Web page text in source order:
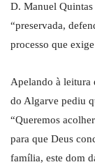
D. Manuel Quintas
“preservada,
processo que
Apelando à leitura
do Algarve pediu
“Queremos
para que Deus
família, este dom